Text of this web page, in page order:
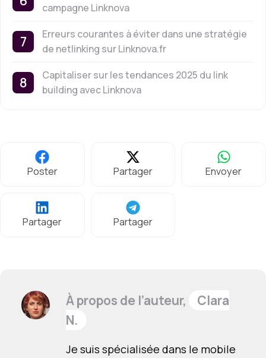
campagne Linknova
Erreurs courantes à éviter dans une stratégie
de netlinking sur Linknova.fr
Capitaliser sur les tendances 2025 du link
building avec Linknova
Poster Partager Envoyer
Partager Partager
À propos de l’auteur,
Clara
N.
Je suis spécialisée dans le mobile